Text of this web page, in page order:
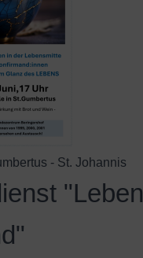
- St. Johannis
"Leben